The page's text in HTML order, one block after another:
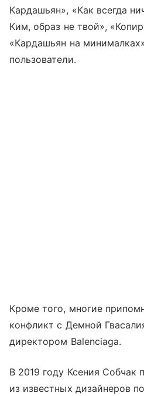
Кардашьян», «Как всегда
Ким, образ не твой»,
«Кардашьян на
пользователи.
Кроме того, многие
конфликт с Демной
директором Balenciaga.
В 2019 году Ксения Собчак
из известных дизайнеров